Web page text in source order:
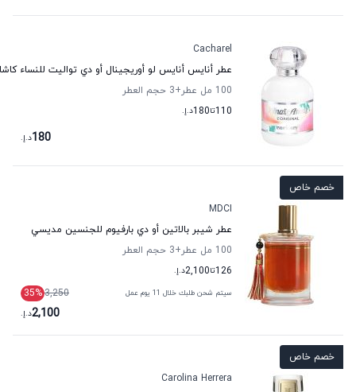
Cacharel
عطر أنايس أنايس لو أوريجينال أو دي تواليت للنساء
100 مل عطر
+3
حجم العطر
110تا180د.إ.
180د.إ.
خصم خاص
MDCI
عطر شيبر بالاتين أو دي بارفيوم للجنسين مديسي
100 مل عطر
+3
حجم العطر
126تا2,100د.إ.
سيتم شحن طلبك خلال 11 يوم عمل 3,250
35%
2,100د.إ.
خصم خاص
Carolina Herrera